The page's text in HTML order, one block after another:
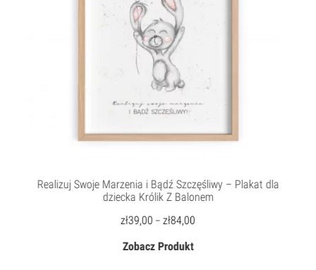
Realizuj Swoje Marzenia i Bądź Szczęśliwy – Plakat dla
dziecka Królik Z Balonem
zł39,00 – zł84,00
Zobacz Produkt